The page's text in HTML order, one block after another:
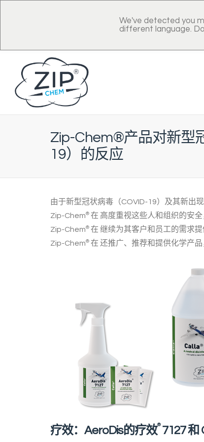
We've detected you
different language.
Zip-Chem®产品对新型
19）的反应
由于新型冠状病毒（COVID-19）及其新出
Zip-Chem® 在 高度重视这些人和组织的安
Zip-Chem® 在 继续为其客户和员工的需求
Zip-Chem® 在 还推广、推荐和提供化学产品
疗效：AeroDis的疗效® 7127 和